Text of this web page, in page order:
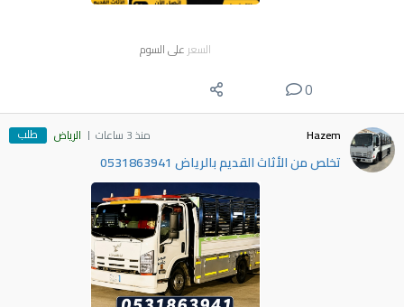
السعر على السوم
0
Hazem منذ 3 ساعات الرياض طلب
تخلص من الأثاث القديم بالرياض 0531863941